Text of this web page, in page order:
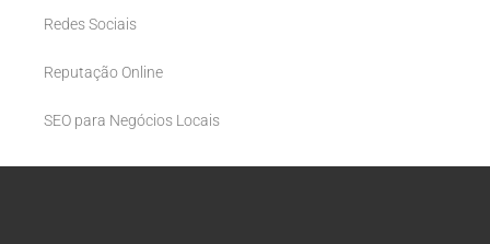
Redes Sociais
Reputação Online
SEO para Negócios Locais